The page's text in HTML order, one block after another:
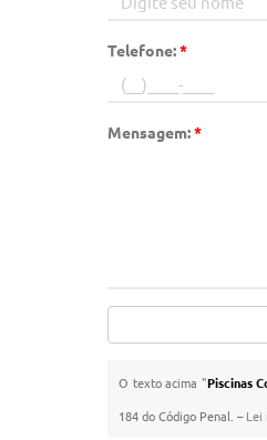
Telefone:*
Mensagem:*
O texto acima "Piscinas
184 do Código Penal. –Lei